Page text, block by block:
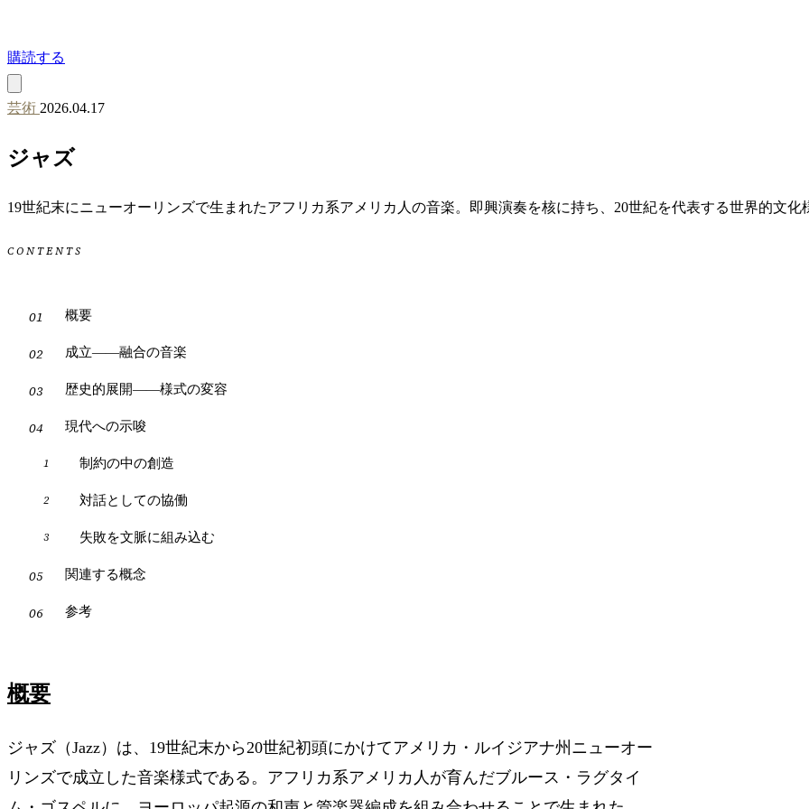
購読する
芸術 2026.04.17
ジャズ
19世紀末にニューオーリンズで生まれたアフリカ系アメリカ人の音楽。即興演奏を核に持ち、20世紀を代表する世界的文化
CONTENTS
概要
成立——融合の音楽
歴史的展開——様式の変容
現代への示唆
制約の中の創造
対話としての協働
失敗を文脈に組み込む
関連する概念
参考
概要
ジャズ（Jazz）は、19世紀末から20世紀初頭にかけてアメリカ・ルイジアナ州ニューオー
リンズで成立した音楽様式である。アフリカ系アメリカ人が育んだブルース・ラグタイ